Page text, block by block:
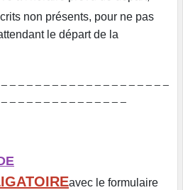
non présents, pour ne pas
le départ de la
avec le formulaire